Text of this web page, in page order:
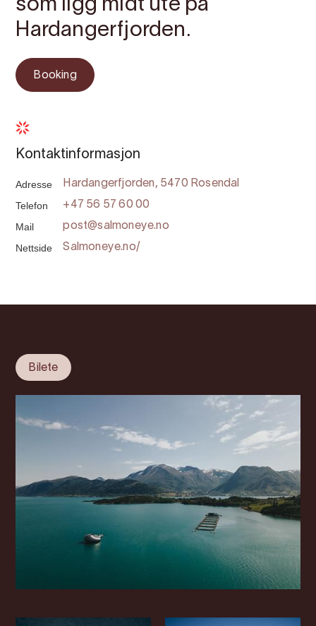
som ligg midt ute på
Hardangerfjorden.
Booking
Kontaktinformasjon
Adresse Hardangerfjorden, 5470 Rosendal
Telefon +47 56 57 60 00
Mail post@salmoneye.no
Nettside Salmoneye.no/
Bilete